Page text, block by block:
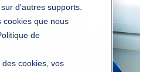
d'autres supports.
cookies que nous
de
cookies, vos